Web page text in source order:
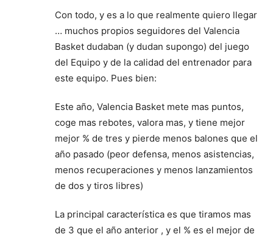
Con todo, y es a lo que realmente quiero llegar
… muchos propios seguidores del Valencia
Basket dudaban (y dudan supongo) del juego
del Equipo y de la calidad del entrenador para
este equipo. Pues bien:
Este año, Valencia Basket mete mas puntos,
coge mas rebotes, valora mas, y tiene mejor
mejor % de tres y pierde menos balones que el
año pasado (peor defensa, menos asistencias,
menos recuperaciones y menos lanzamientos
de dos y tiros libres)
La principal característica es que tiramos mas
de 3 que el año anterior , y el % es el mejor de